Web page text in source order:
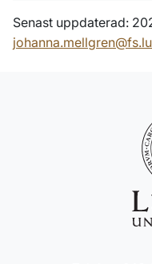
Senast uppdaterad: